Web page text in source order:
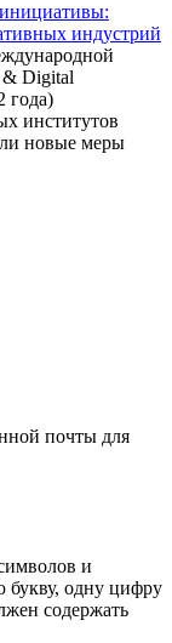
индустрий
& Digital
года)
институтов
новые меры
почты для
и
букву, одну цифру
содержать